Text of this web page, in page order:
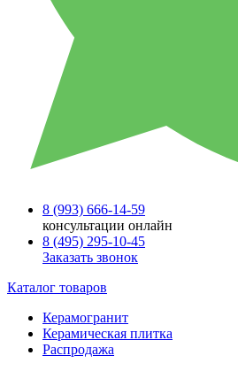
8 (993) 666-14-59
консультации онлайн
8 (495) 295-10-45
Заказать звонок
Каталог товаров
Керамогранит
Керамическая плитка
Распродажа